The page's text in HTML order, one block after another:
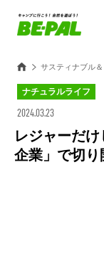
サスティナブル
ナチュラルライフ
2024.03.23
レジャーだ
企業」で切